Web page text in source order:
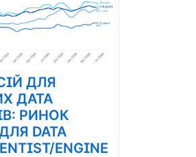
ДЛЯ
ДАТА
РИНОК
DATA
ENGINE